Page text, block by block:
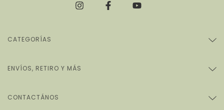
CATEGORÍAS
ENVÍOS, RETIRO Y MÁS
CONTACTÁNOS